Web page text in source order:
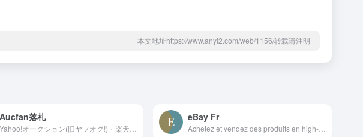
本文地址https://www.anyi2.com/web/1156/转载请注明
Aucfan落札 eBay Fr